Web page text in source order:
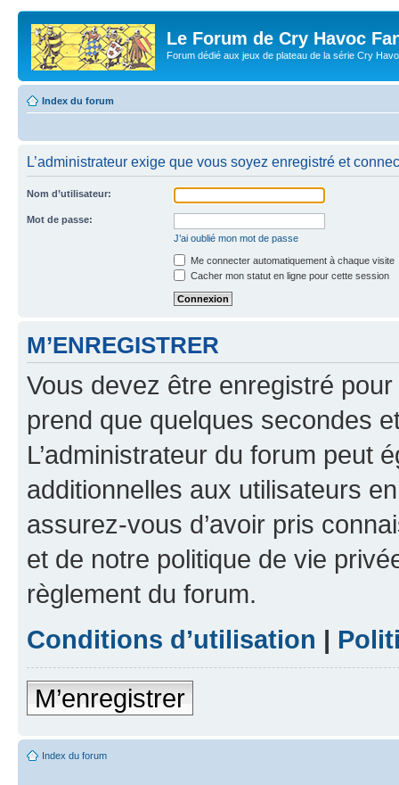
Le Forum de Cry Havoc
Forum dédié aux jeux de plateau de la série Cry
Index du forum
L’administrateur exige que vous soyez enregistré et
Nom d’utilisateur:
Mot de passe:
J’ai oublié mon mot de passe
Me connecter automatiquement à chaque visite
Cacher mon statut en ligne pour cette session
M’ENREGISTRER
Vous devez être enregistré
prend que quelques secondes
L’administrateur du forum peut
additionnelles aux utilisateurs
assurez-vous d’avoir pris
et de notre politique de vie
règlement du forum.
Conditions d’utilisation |
M’enregistrer
Index du forum